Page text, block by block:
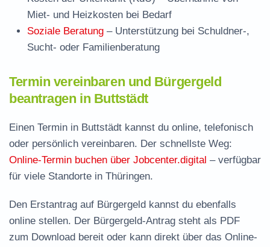
Miet- und Heizkosten bei Bedarf
Soziale Beratung – Unterstützung bei Schuldner-,
Sucht- oder Familienberatung
Termin vereinbaren und Bürgergeld
beantragen in Buttstädt
Einen Termin in Buttstädt kannst du online, telefonisch
oder persönlich vereinbaren. Der schnellste Weg:
Online-Termin buchen über Jobcenter.digital – verfügbar
für viele Standorte in Thüringen.
Den Erstantrag auf Bürgergeld kannst du ebenfalls
online stellen. Der Bürgergeld-Antrag steht als PDF
zum Download bereit oder kann direkt über das Online-